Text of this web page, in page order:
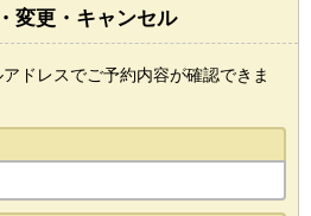
変更・キャンセル
ドレスでご予約内容が確認できま